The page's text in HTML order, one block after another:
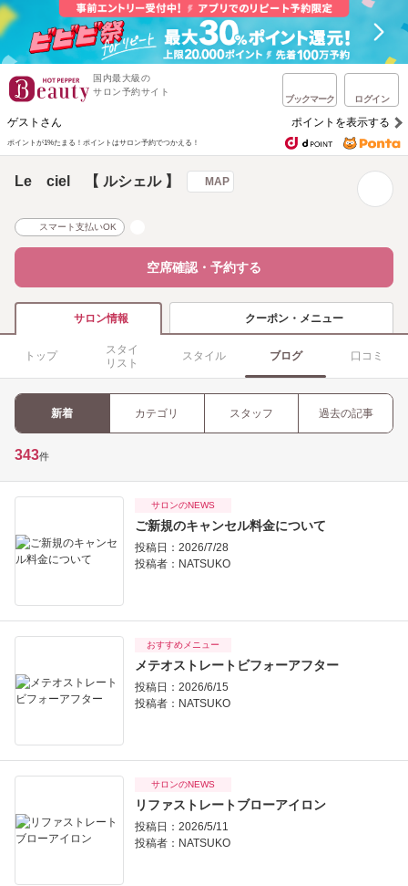
国内最大級の
サロン予約サイト
ブックマーク ログイン
ゲストさん ポイントを表示する
ポイントが1%たまる！ ポイントはサロン予約でつかえる！
Le ciel 【 ルシェル 】 MAP
スマート支払いOK
空席確認・予約する
サロン情報 クーポン・メニュー
トップ
スタイ
リスト
スタイル ブログ 口コミ
新着 カテゴリ スタッフ 過去の記事
343件
サロンのNEWS
ご新規のキャンセル料金について
投稿日：2026/7/28
投稿者： NATSUKO
おすすめメニュー
メテオストレートビフォーアフター
投稿日：2026/6/15
投稿者： NATSUKO
サロンのNEWS
リファストレートブローアイロン
投稿日：2026/5/11
投稿者： NATSUKO